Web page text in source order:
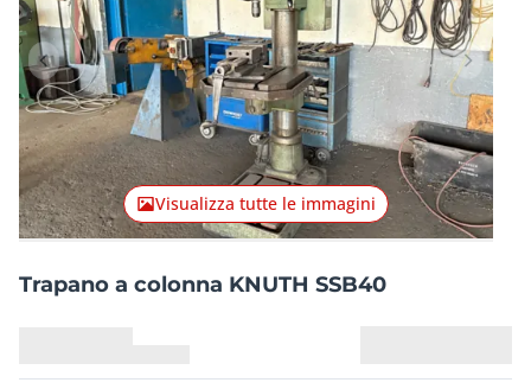
Articolo precedente Articolo
Visualizza tutte le immagini
Trapano a colonna KNUTH SSB40